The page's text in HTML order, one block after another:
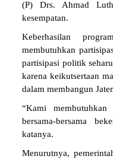
(P) Drs. Ahmad
kesempatan.
Keberhasilan
membutuhkan
partisipasi politik
karena keikutsertaan
dalam membangun
“Kami
bersama-bersama
katanya.
Menurutnya,